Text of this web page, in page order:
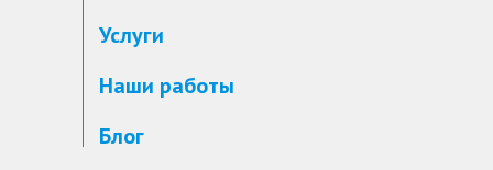
Услуги
Наши работы
Блог